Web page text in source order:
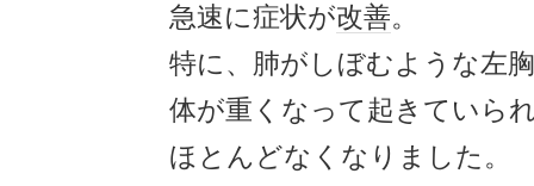
急速に症状が改善。
特に、肺がしぼむような左
体が重くなって起きていら
ほとんどなくなりました。